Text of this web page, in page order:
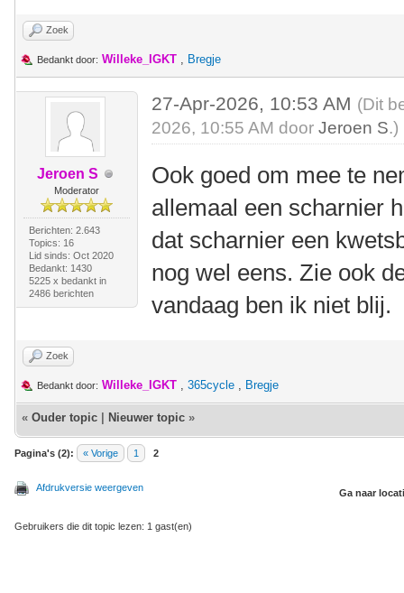
Zoek
Bedankt door: Willeke_IGKT , Bregje
Jeroen S
Moderator
Berichten: 2.643
Topics: 16
Lid sinds: Oct 2020
Bedankt: 1430
5225 x bedankt in
2486 berichten
27-Apr-2026, 10:53 AM (Dit
2026, 10:55 AM doorJeroen S.)
Ook goed om mee te
allemaal een scharnier
dat scharnier een
nog wel eens. Zie ook
vandaag ben ik niet blij.
Zoek
Bedankt door: Willeke_IGKT , 365cycle , Bregje
« Ouder topic Nieuwer topic »
Pagina's (2): « Vorige 1 2
Afdrukversie weergeven Ga naar
Gebruikers die dit topic lezen: 1 gast(en)